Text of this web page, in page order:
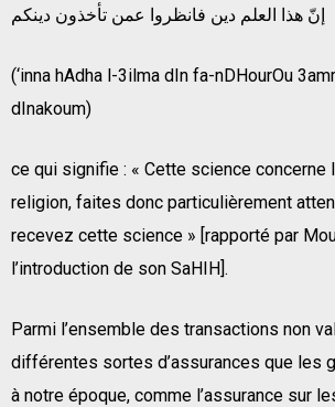
إنّ هذا العلم دين فانظروا عمن تأخذون دينكم
(‘inna hAdha l-3ilma dIn fa-nDHourOu
dInakoum)
ce qui signifie : « Cette science concerne
religion, faites donc particulièrement
recevez cette science » [rapporté par
l’introduction de son SaHIH].
Parmi l’ensemble des transactions non
différentes sortes d’assurances que les
à notre époque, comme l’assurance sur